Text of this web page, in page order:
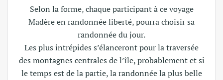
Selon la forme, chaque participant à ce voyage
Madère en randonnée liberté, pourra choisir sa
randonnée du jour.
Les plus intrépides s’élanceront pour la traversée
des montagnes centrales de l’île, probablement et si
le temps est de la partie, la randonnée la plus belle